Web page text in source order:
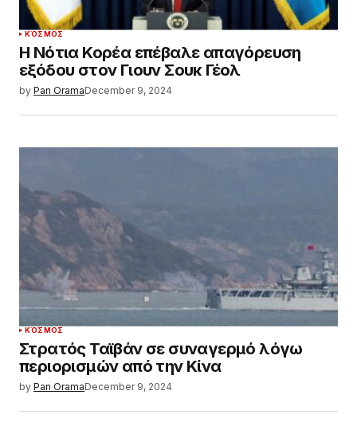
ΚΌΣΜΟΣ
Η Νότια Κορέα επέβαλε απαγόρευση
εξόδου στον Γιουν Σουκ Γέολ
by Pan OramaDecember 9, 2024
ΚΌΣΜΟΣ
Στρατός Ταϊβάν σε συναγερμό λόγω
περιορισμών από την Κίνα
by Pan OramaDecember 9, 2024